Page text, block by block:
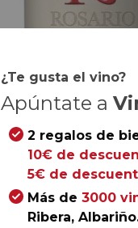
¿Te gusta el vino?
Apúntate a
2 regalos de
10€ de
5€ de
Más de 3000
Ribera,